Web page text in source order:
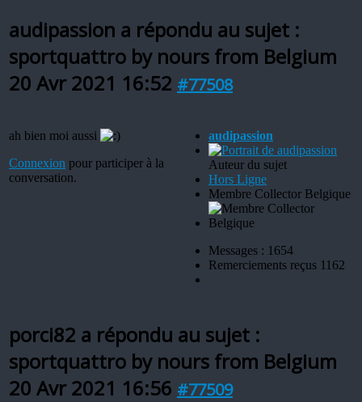
audipassion a répondu au sujet :
sportquattro by nours from Belgium
20 Avr 2021 16:52 #77508
ah bien moi aussi
Connexion pour participer à la
conversation.
audipassion
Auteur du sujet
Hors Ligne
Membre Collector Belgique
Messages : 1654
Remerciements reçus 1162
porci82 a répondu au sujet :
sportquattro by nours from Belgium
20 Avr 2021 16:56 #77509